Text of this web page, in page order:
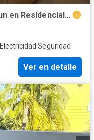
Casa en Venta y Renta en Cancun en Residencial Vía Cumbres con Alberca
Electricidad·Seguridad
Ver en detalle